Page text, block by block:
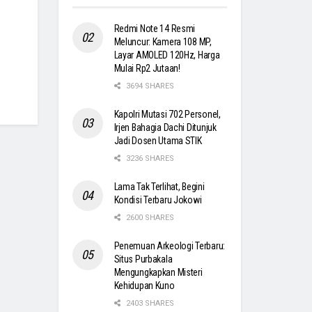
Redmi Note 14 Resmi
Meluncur: Kamera 108 MP,
Layar AMOLED 120Hz, Harga
Mulai Rp2 Jutaan!
3694 SHARES
Kapolri Mutasi 702 Personel,
Irjen Bahagia Dachi Ditunjuk
Jadi Dosen Utama STIK
3236 SHARES
Lama Tak Terlihat, Begini
Kondisi Terbaru Jokowi
2600 SHARES
Penemuan Arkeologi Terbaru:
Situs Purbakala
Mengungkapkan Misteri
Kehidupan Kuno
2403 SHARES